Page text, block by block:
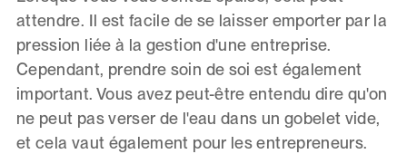
attendre. Il est facile de se laisser emporter par la
pression liée à la gestion d'une entreprise.
Cependant, prendre soin de soi est également
important. Vous avez peut-être entendu dire qu'on
ne peut pas verser de l'eau dans un gobelet vide,
et cela vaut également pour les entrepreneurs.